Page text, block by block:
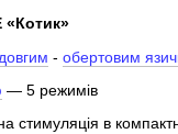
«Котик»
довгим - обертовим
— 5 режимів
стимуляція в